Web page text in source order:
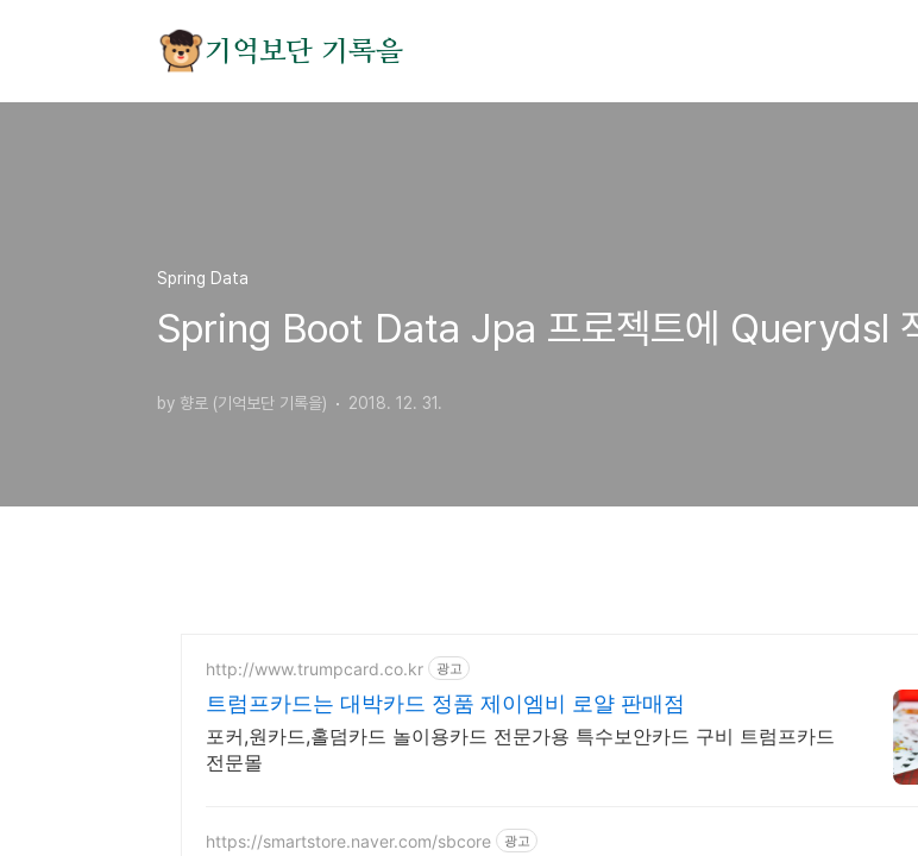
기억보단 기록을
Spring Data
Spring Boot Data Jpa 프로젝트에 Querydsl
by 향로 (기억보단 기록을) 2018. 12. 31.
http://www.trumpcard.co.kr 광고
트럼프카드는 대박카드 정품 제이엠비 로얄 판매점
포커,원카드,홀덤카드 놀이용카드 전문가용 특수보안카드 구비 트럼프카드
전문몰
https://smartstore.naver.com/sbcore 광고